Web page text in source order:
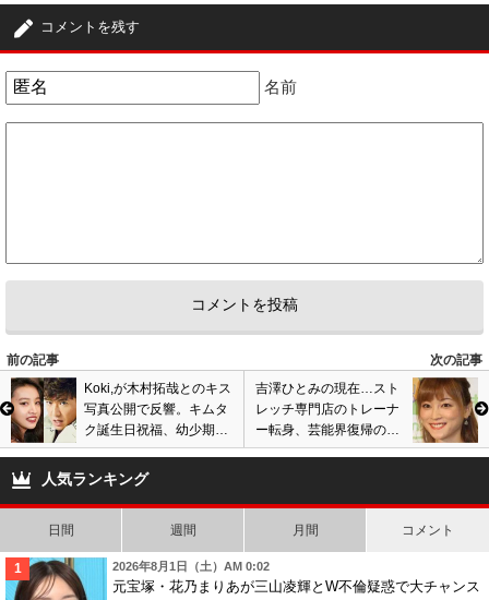
ファン離れ加速でやっと嵐ゴリ押しがおとなしくなる
もう全員結婚したらいい
コメントを残す
名前
前の記事
次の記事
Koki,が木村拓哉とのキス
写真公開で反響。キムタ
ク誕生日祝福、幼少期の
貴重プライベートショッ
ト披露。画像あり
吉澤ひとみの現在…スト
レッチ専門店のトレーナ
ー転身、芸能界復帰の可
能性も? 飲酒ひき逃げ事
人気ランキング
日間 週間 月間 コメント
2026年8月1日（土）AM 0:02
元宝塚・花乃まりあが三山凌輝とW不倫疑惑で大チャンス